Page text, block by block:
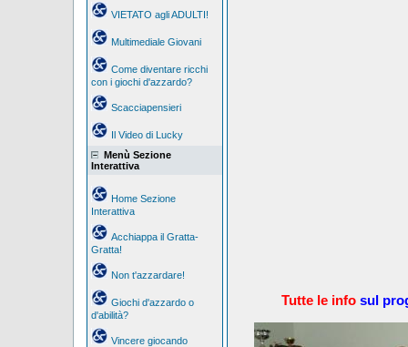
VIETATO agli ADULTI!
Multimediale Giovani
Come diventare ricchi
con i giochi d'azzardo?
Scacciapensieri
Il Video di Lucky
Menù Sezione
Interattiva
Home Sezione
Interattiva
Acchiappa il Gratta-
Gratta!
Non t'azzardare!
Giochi d'azzardo o
d'abilità?
Vincere giocando
Tutte le info sul